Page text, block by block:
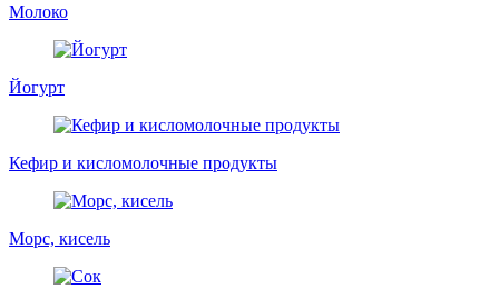
Молоко
Йогурт
Кефир и кисломолочные продукты
Морс, кисель